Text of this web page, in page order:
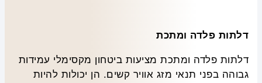
דלתות פלדה ומתכת
דלתות פלדה ומתכת מציעות ביטחון מקסימלי עמידות
גבוהה בפני תנאי מזג אוויר קשים. הן יכולות להיות